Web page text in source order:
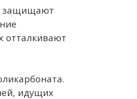
защищают
отталкивают
идущих